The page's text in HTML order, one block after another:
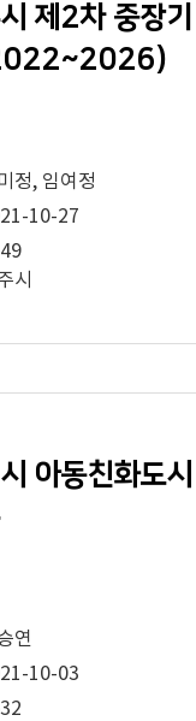
제2차 중장기
정, 임여정
10-27
시
아동친화도
연
10-03